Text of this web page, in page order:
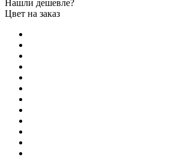
Нашли дешевле?
Цвет на заказ